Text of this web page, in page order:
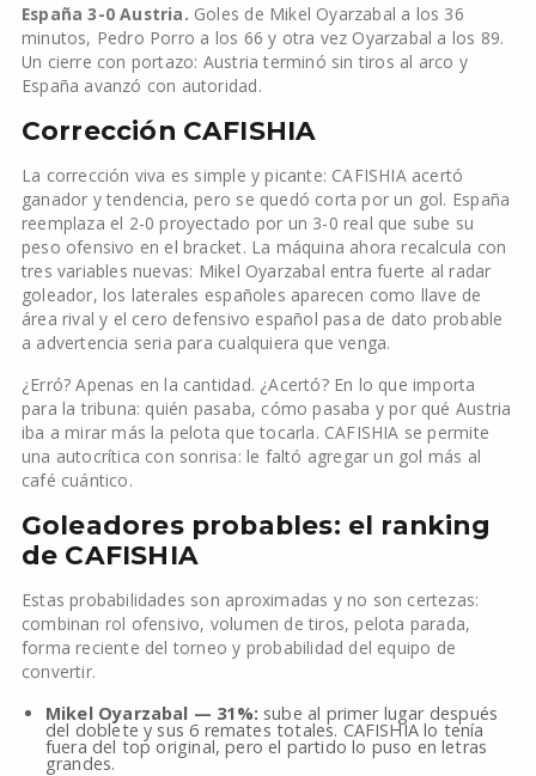
España 3-0 Austria. Goles de Mikel Oyarzabal a los 36
minutos, Pedro Porro a los 66 y otra vez Oyarzabal a los 89.
Un cierre con portazo: Austria terminó sin tiros al arco y
España avanzó con autoridad.
Corrección CAFISHIA
La corrección viva es simple y picante: CAFISHIA acertó
ganador y tendencia, pero se quedó corta por un gol. España
reemplaza el 2-0 proyectado por un 3-0 real que sube su
peso ofensivo en el bracket. La máquina ahora recalcula con
tres variables nuevas: Mikel Oyarzabal entra fuerte al radar
goleador, los laterales españoles aparecen como llave de
área rival y el cero defensivo español pasa de dato probable
a advertencia seria para cualquiera que venga.
¿Erró? Apenas en la cantidad. ¿Acertó? En lo que importa
para la tribuna: quién pasaba, cómo pasaba y por qué Austria
iba a mirar más la pelota que tocarla. CAFISHIA se permite
una autocrítica con sonrisa: le faltó agregar un gol más al
café cuántico.
Goleadores probables: el ranking
de CAFISHIA
Estas probabilidades son aproximadas y no son certezas:
combinan rol ofensivo, volumen de tiros, pelota parada,
forma reciente del torneo y probabilidad del equipo de
convertir.
Mikel Oyarzabal — 31%: sube al primer lugar después
del doblete y sus 6 remates totales. CAFISHIA lo tenía
fuera del top original, pero el partido lo puso en letras
grandes.